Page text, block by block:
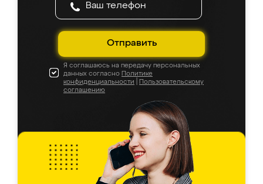
Отправить
Я соглашаюсь на передачу персональных
данных согласно Политике
конфиденциальности
Пользовательскому
соглашению